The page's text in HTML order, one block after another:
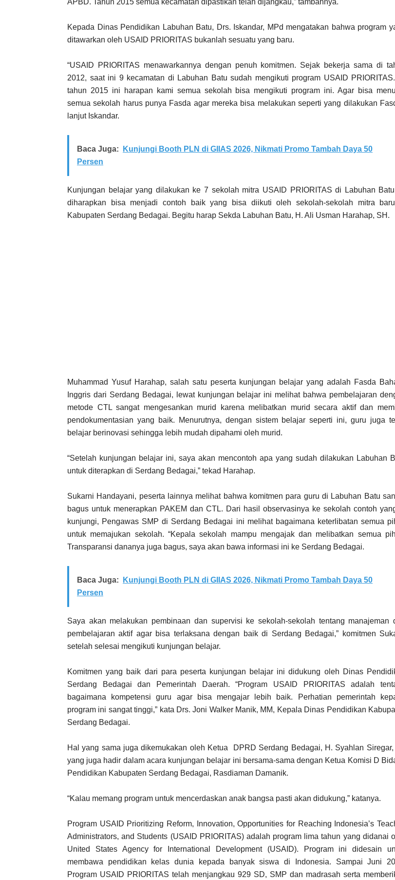
APBD. Tahun 2015 semua kecamatan dipastikan telah dijangkau,” tambahnya.
Kepada Dinas Pendidikan Labuhan Batu, Drs. Iskandar, MPd mengatakan bahwa program
ditawarkan oleh USAID PRIORITAS bukanlah sesuatu yang baru.
“USAID PRIORITAS menawarkannya dengan penuh komitmen. Sejak bekerja sama di
2012, saat ini 9 kecamatan di Labuhan Batu sudah mengikuti program USAID
tahun 2015 ini harapan kami semua sekolah bisa mengikuti program ini. Agar bisa
semua sekolah harus punya Fasda agar mereka bisa melakukan seperti yang dilakukan
lanjut Iskandar.
Baca Juga:
Kunjungi Booth PLN di GIIAS 2026, Nikmati Promo Tambah Daya 50
Persen
Kunjungan belajar yang dilakukan ke 7 sekolah mitra USAID PRIORITAS di Labuhan
diharapkan bisa menjadi contoh baik yang bisa diikuti oleh sekolah-sekolah mitra
Kabupaten Serdang Bedagai. Begitu harap Sekda Labuhan Batu, H. Ali Usman Harahap, SH.
Muhammad Yusuf Harahap, salah satu peserta kunjungan belajar yang adalah Fasda
Inggris dari Serdang Bedagai, lewat kunjungan belajar ini melihat bahwa pembelajaran
metode CTL sangat mengesankan murid karena melibatkan murid secara aktif dan
pendokumentasian yang baik. Menurutnya, dengan sistem belajar seperti ini, guru juga
belajar berinovasi sehingga lebih mudah dipahami oleh murid.
“Setelah kunjungan belajar ini, saya akan mencontoh apa yang sudah dilakukan Labuhan
untuk diterapkan di Serdang Bedagai,” tekad Harahap.
Sukarni Handayani, peserta lainnya melihat bahwa komitmen para guru di Labuhan Batu
bagus untuk menerapkan PAKEM dan CTL. Dari hasil observasinya ke sekolah contoh
kunjungi, Pengawas SMP di Serdang Bedagai ini melihat bagaimana keterlibatan semua
untuk memajukan sekolah. “Kepala sekolah mampu mengajak dan melibatkan semua
Transparansi dananya juga bagus, saya akan bawa informasi ini ke Serdang Bedagai.
Baca Juga:
Kunjungi Booth PLN di GIIAS 2026, Nikmati Promo Tambah Daya 50
Persen
Saya akan melakukan pembinaan dan supervisi ke sekolah-sekolah tentang manajeman
pembelajaran aktif agar bisa terlaksana dengan baik di Serdang Bedagai,” komitmen
setelah selesai mengikuti kunjungan belajar.
Komitmen yang baik dari para peserta kunjungan belajar ini didukung oleh Dinas
Serdang Bedagai dan Pemerintah Daerah. “Program USAID PRIORITAS adalah
bagaimana kompetensi guru agar bisa mengajar lebih baik. Perhatian pemerintah
program ini sangat tinggi,” kata Drs. Joni Walker Manik, MM, Kepala Dinas Pendidikan
Serdang Bedagai.
Hal yang sama juga dikemukakan oleh Ketua DPRD Serdang Bedagai, H. Syahlan
yang juga hadir dalam acara kunjungan belajar ini bersama-sama dengan Ketua Komisi D
Pendidikan Kabupaten Serdang Bedagai, Rasdiaman Damanik.
“Kalau memang program untuk mencerdaskan anak bangsa pasti akan didukung,” katanya.
Program USAID Prioritizing Reform, Innovation, Opportunities for Reaching Indonesia’s
Administrators, and Students (USAID PRIORITAS) adalah program lima tahun yang didanai
United States Agency for International Development (USAID). Program ini didesain
membawa pendidikan kelas dunia kepada banyak siswa di Indonesia. Sampai Juni
Program USAID PRIORITAS telah menjangkau 929 SD, SMP dan madrasah serta